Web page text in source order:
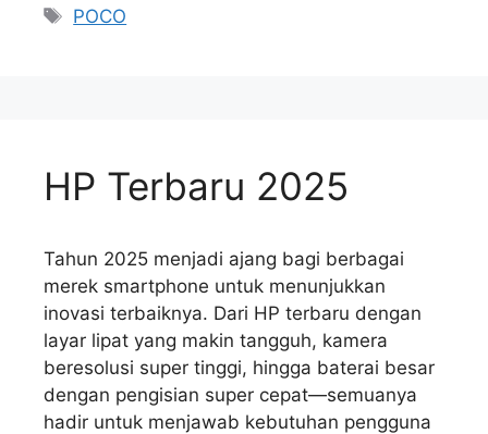
Tag
POCO
HP Terbaru 2025
Tahun 2025 menjadi ajang bagi berbagai
merek smartphone untuk menunjukkan
inovasi terbaiknya. Dari HP terbaru dengan
layar lipat yang makin tangguh, kamera
beresolusi super tinggi, hingga baterai besar
dengan pengisian super cepat—semuanya
hadir untuk menjawab kebutuhan pengguna